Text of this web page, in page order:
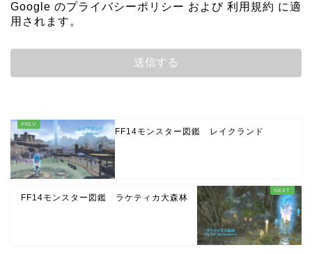
Google のプライバシーポリシー および 利用規約 に適
用されます。
FF14モンスター図鑑 レイクランド
FF14モンスター図鑑 ラケティカ大森林